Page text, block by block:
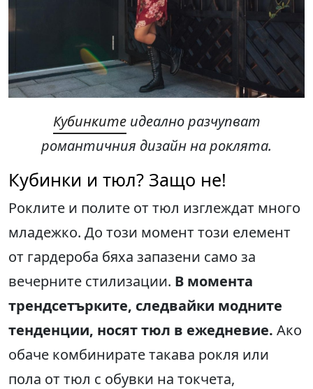
Кубинките идеално разчупват
романтичния дизайн на роклята.
Кубинки и тюл? Защо не!
Роклите и полите от тюл изглеждат много
младежко. До този момент този елемент
от гардероба бяха запазени само за
вечерните стилизации. В момента
трендсетърките, следвайки модните
тенденции, носят тюл в ежедневие. Ако
обаче комбинирате такава рокля или
пола от тюл с обувки на токчета,